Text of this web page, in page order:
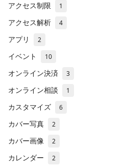
アクセス制限 1
アクセス解析 4
アプリ 2
イベント 10
オンライン決済 3
オンライン相談 1
カスタマイズ 6
カバー写真 2
カバー画像 2
カレンダー 2